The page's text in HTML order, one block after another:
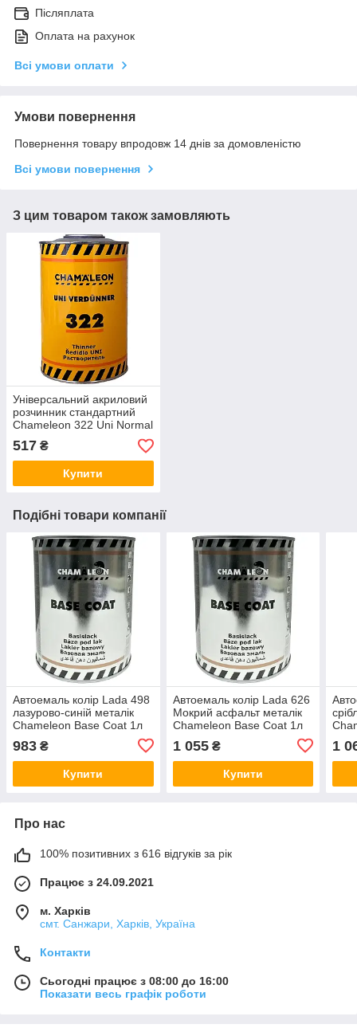
Післяплата
Оплата на рахунок
Всі умови оплати
Умови повернення
Повернення товару впродовж 14 днів за домовленістю
Всі умови повернення
З цим товаром також замовляють
Універсальний акриловий
розчинник стандартний
Chameleon 322 Uni Normal
Acryl Thinner 1л
517 ₴
Купити
Подібні товари компанії
Автоемаль колір Lada 498
лазурово-синій металік
Chameleon Base Coat 1л
983 ₴
Купити
Автоемаль колір Lada 626
Мокрий асфальт металік
Chameleon Base Coat 1л
1 055₴
Купити
1
Про нас
100% позитивних з 616 відгуків за рік
Працює з 24.09.2021
м. Харків
смт. Санжари, Харків, Україна
Контакти
Сьогодні працює з 08:00 до 16:00
Показати весь графік роботи